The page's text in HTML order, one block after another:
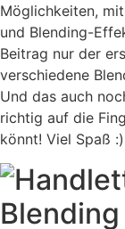
Möglichkeiten,
und Blending-
Beitrag nur der
verschiedene
Und das auch
richtig auf die
könnt! Viel Spaß :)